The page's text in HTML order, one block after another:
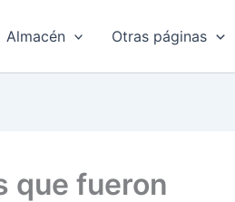
Almacén Otras páginas
que fueron